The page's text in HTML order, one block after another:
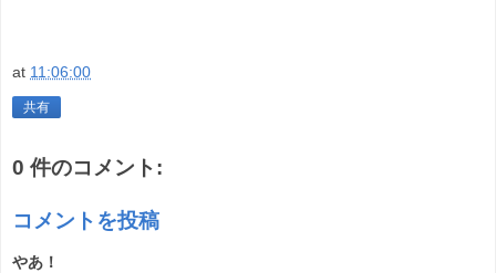
at 11:06:00
共有
0 件のコメント:
コメントを投稿
やあ！